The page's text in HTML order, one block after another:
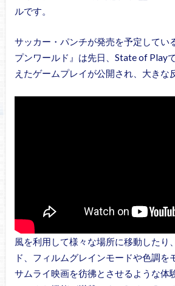
ルです。
サッカー・パンチが発売を予定してい
プンワールド』は先日、State of Play
えたゲームプレイが公開され、大きな
風を利用して様々な場所に移動したり
ド、フィルムグレインモードや色調を
サムライ映画を彷彿とさせるような体